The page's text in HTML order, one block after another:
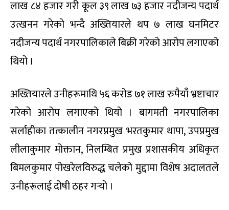
लाख ८४ हजार गरी कूल ३९ लाख ७३ हजार नदीजन्य पदार्थ
उत्खनन गरेको भन्दै अख्तियारले थप ७ लाख घनमिटर
नदीजन्य पदार्थ नगरपालिकाले बिक्री गरेको आरोप लगाएको
थियो ।
अख्तियारले उनीहरूमाथि ५६ करोड ७१ लाख रुपैयाँ भ्रष्टाचार
गरेको आरोप लगाएको थियो । बागमती नगरपालिका
सर्लाहीका तत्कालीन नगरप्रमुख भरतकुमार थापा, उपप्रमुख
लीलाकुमार मोक्तान, निलम्बित प्रमुख प्रशासकीय अधिकृत
बिमलकुमार पोखरेलविरुद्ध चलेको मुद्दामा विशेष अदालतले
उनीहरूलाई दोषी ठहर गर्‍यो ।